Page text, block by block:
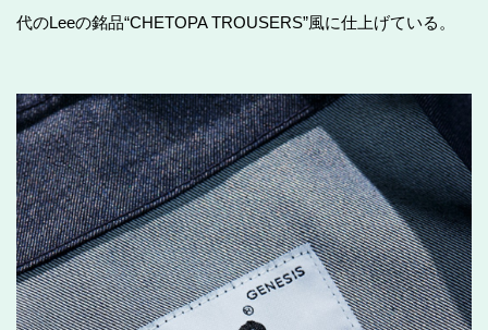
代のLeeの銘品“CHETOPA TROUSERS”風に仕上げている。